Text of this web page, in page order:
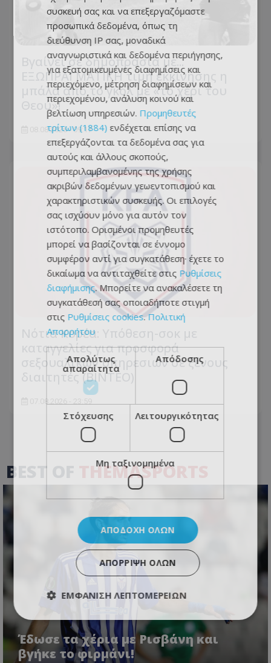
Βγαίνει σε δημοπρασία με...
ΕΞΩΠΡΑΓΜΑΤΙΚΗ τιμή εκκίνησης η
μπάλα από το γκολ με «το χέρι του
Θεού»!
08.08.2026 - 09:17
Νότια Κορέα: Υπόθεση-σοκ με
καταγγελίες για προσφορά
σεξουαλικών υπηρεσιών σε ξένους
διαιτητές (BINTEO)
BEST OF THEMASPORTS
Έδωσε τα χέρια με Ρισβάνη και
βγήκε το φιρμάνι!
συσκευή σας και να επεξεργαζόμαστε
προσωπικά δεδομένα, όπως τη
διεύθυνση IP σας, μοναδικά
αναγνωριστικά και δεδομένα περιήγησης,
για εξατομικευμένες διαφημίσεις και
περιεχόμενο, μέτρηση διαφημίσεων και
περιεχομένου, ανάλυση κοινού και
βελτίωση υπηρεσιών. Προμηθευτές
τρίτων (1884) ενδέχεται επίσης να
επεξεργάζονται τα δεδομένα σας για
αυτούς και άλλους σκοπούς,
συμπεριλαμβανομένης της χρήσης
ακριβών δεδομένων γεωεντοπισμού και
χαρακτηριστικών συσκευής. Οι επιλογές
σας ισχύουν μόνο για αυτόν τον
ιστότοπο. Ορισμένοι προμηθευτές
μπορεί να βασίζονται σε έννομο
συμφέρον αντί για συγκατάθεση· έχετε το
δικαίωμα να αντιταχθείτε στις Ρυθμίσεις
διαφήμισης. Μπορείτε να ανακαλέσετε τη
συγκατάθεσή σας οποιαδήποτε στιγμή
στις Ρυθμίσεις cookies.Πολιτική
Απορρήτου
Απολύτως
απαραίτητα
Απόδοσης
Στόχευσης Λειτουργικότητας
Μη ταξινομημένα
ΑΠΟΔΟΧΉ ΌΛΩΝ
ΑΠΌΡΡΙΨΗ ΌΛΩΝ
ΕΜΦΆΝΙΣΗ ΛΕΠΤΟΜΕΡΕΙΏΝ